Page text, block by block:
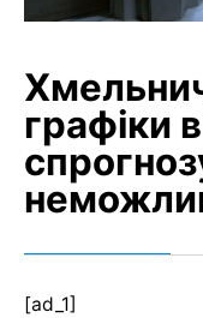
графіки
[ad_1]